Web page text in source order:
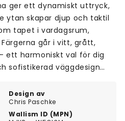
Design av
Chris Paschke
Wallism ID (MPN)
ger ett dynamiskt uttryck,
ytan skapar djup och taktil
tapet i vardagsrum,
går i vitt, grått,
ett harmoniskt val för dig
sofistikerad väggdesign